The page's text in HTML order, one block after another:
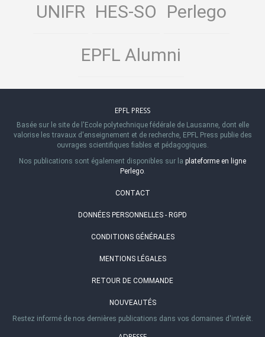
UNIFR HES-SO Perlego
EPFL Alumni
EPFL PRESS
Basée sur le site de l'Ecole polytechnique fédérale de Lausanne, dont elle
valorise les travaux d'enseignement et de recherche, EPFL Press publie des
ouvrages scientifiques fiables et pédagogiques.
Nos publications sont également disponibles sur la plateforme en ligne
Perlego.
CONTACT
DONNÉES PERSONNELLES - RGPD
CONDITIONS GÉNÉRALES
MENTIONS LÉGALES
RETOUR DE COMMANDE
NOUVEAUTÉS
Restez informé de nos dernières publications dans vos domaines d'intérêt.